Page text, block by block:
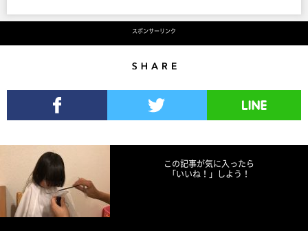
スポンサーリンク
この記事が気に入ったら
「いいね！」しよう！